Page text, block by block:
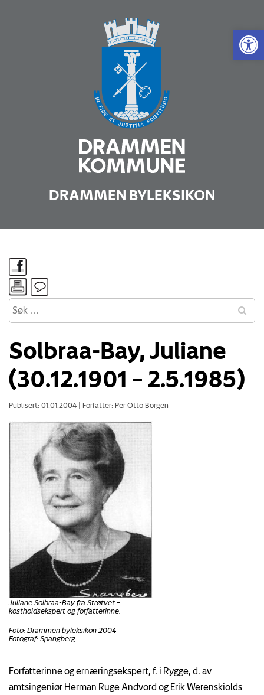
Vis
DRAMMEN BYLEKSIKON
Solbraa-Bay, Juliane
(30.12.1901 – 2.5.1985)
Publisert: 01.01.2004 Forfatter: Per Otto Borgen
Juliane Solbraa-Bay fra Strøtvet –
kostholdsekspert og forfatterinne.
Foto: Drammen byleksikon 2004
Fotograf: Spangberg
Forfatterinne og ernæringsekspert, f. i Rygge, d. av
amtsingeniør Herman Ruge Andvord og Erik Werenskiolds